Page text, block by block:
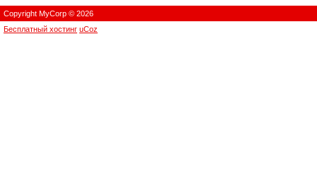
Copyright MyCorp © 2026
Бесплатный хостинг uCoz